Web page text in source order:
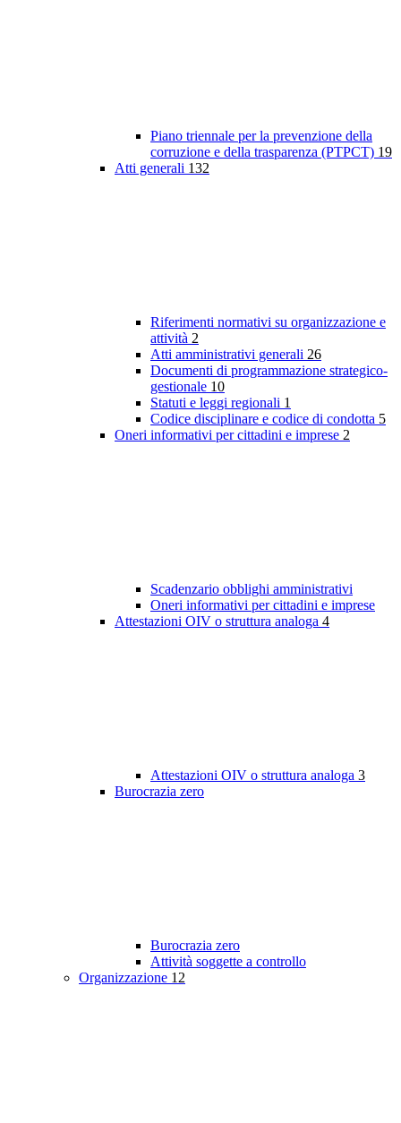
Piano triennale per la prevenzione della
corruzione e della trasparenza (PTPCT) 19
Atti generali 132
Riferimenti normativi su organizzazione e
attività 2
Atti amministrativi generali 26
Documenti di programmazione strategico-
gestionale 10
Statuti e leggi regionali 1
Codice disciplinare e codice di condotta 5
Oneri informativi per cittadini e imprese 2
Scadenzario obblighi amministrativi
Oneri informativi per cittadini e imprese
Attestazioni OIV o struttura analoga 4
Attestazioni OIV o struttura analoga 3
Burocrazia zero
Burocrazia zero
Attività soggette a controllo
Organizzazione 12